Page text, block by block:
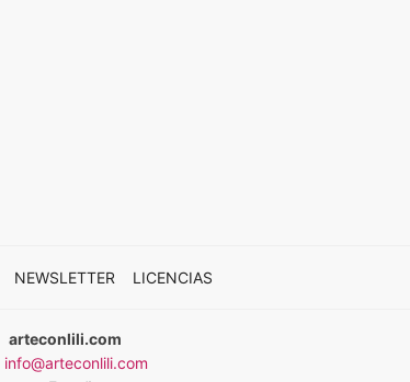
NEWSLETTER LICENCIAS
arteconlili.com
info@arteconlili.com